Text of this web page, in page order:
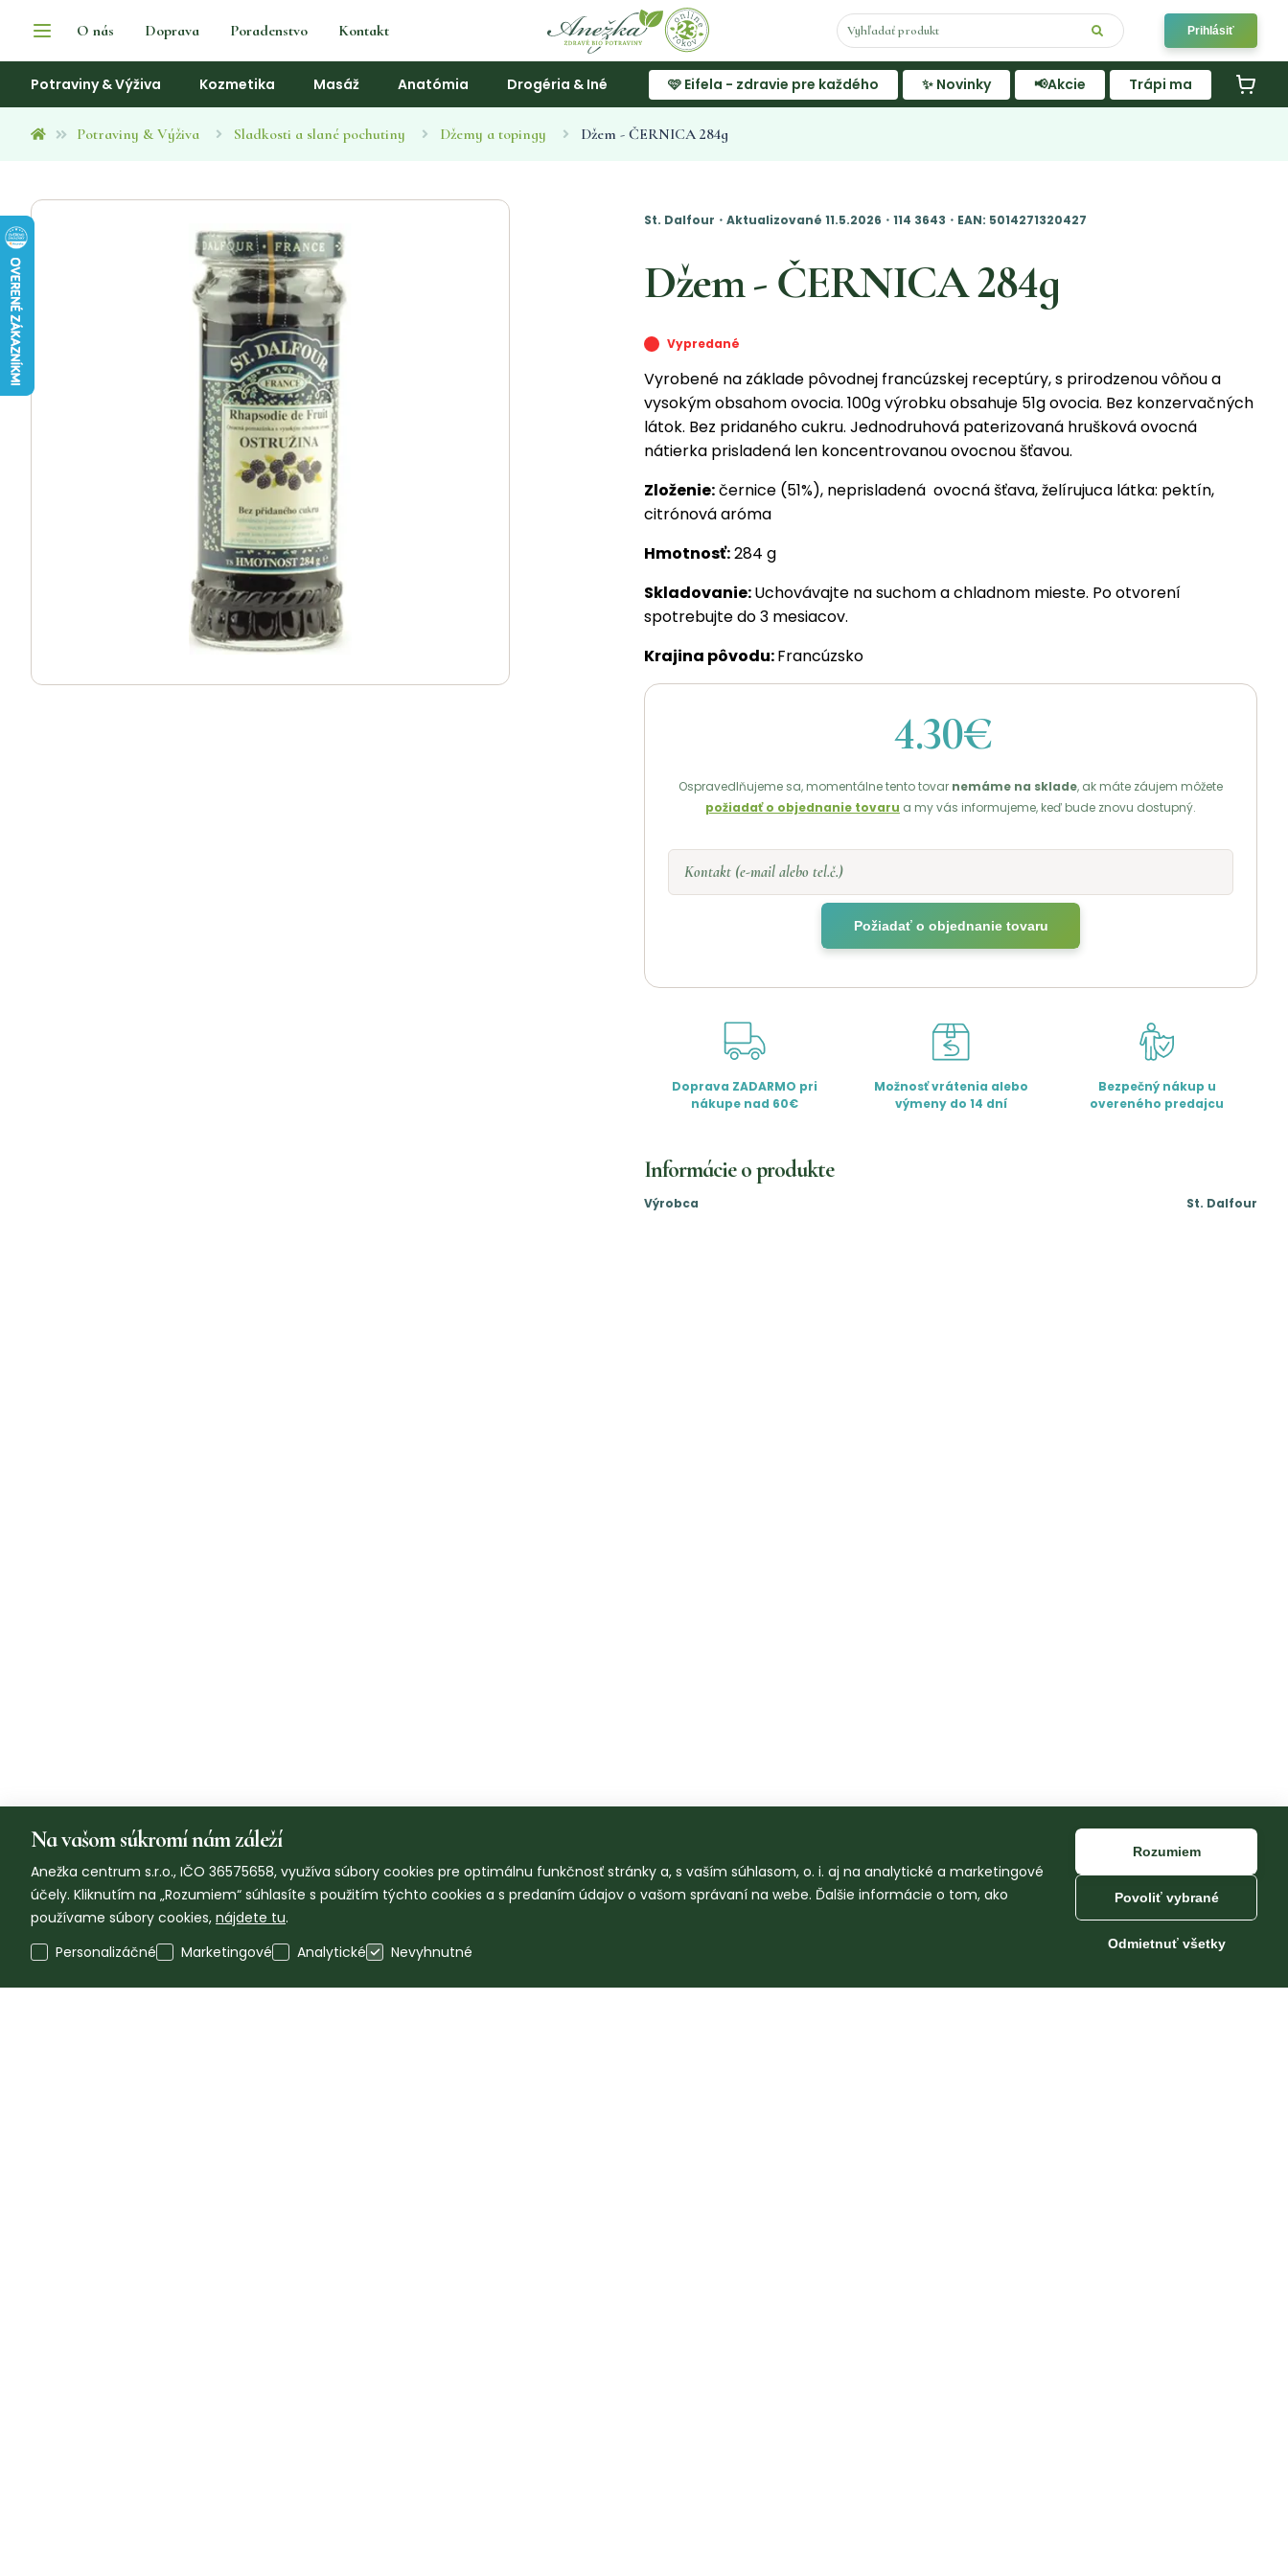
O nás Doprava Poradenstvo Kontakt Prihlásiť
Potraviny & Výživa Kozmetika Masáž Anatómia Drogéria & Iné 🩷 Eifela - zdravie pre každého ✨ Novinky 📢Akcie Trápi ma
Potraviny & Výživa Sladkosti a slané pochutiny Džemy a topingy Džem - ČERNICA 284g
St. Dalfour・Aktualizované 11.5.2026・114 3643・EAN: 5014271320427
Džem - ČERNICA 284g
Vypredané
Vyrobené na základe pôvodnej francúzskej receptúry, s prirodzenou vôňou a
vysokým obsahom ovocia. 100g výrobku obsahuje 51g ovocia. Bez konzervačných
látok. Bez pridaného cukru. Jednodruhová paterizovaná hrušková ovocná
nátierka prisladená len koncentrovanou ovocnou šťavou.
Zloženie:černice (51%), neprisladená ovocná šťava, želírujuca látka: pektín,
citrónová aróma
Hmotnosť:284 g
Skladovanie:Uchovávajte na suchom a chladnom mieste. Po otvorení
spotrebujte do 3 mesiacov.
Krajina pôvodu:Francúzsko
4.30€
Ospravedlňujeme sa, momentálne tento tovar nemáme na sklade, ak máte záujem môžete
požiadať o objednanie tovaru a my vás informujeme, keď bude znovu dostupný.
Kontakt (e-mail alebo tel.č.)
Požiadať o objednanie tovaru
Doprava ZADARMO pri
nákupe nad 60€
Možnosť vrátenia alebo
výmeny do 14 dní
Bezpečný nákup u
overeného predajcu
Informácie o produkte
Výrobca St. Dalfour
Na vašom súkromí nám záleží
Anežka centrum s.r.o., IČO 36575658, využíva súbory cookies pre optimálnu funkčnosť stránky a, s vaším súhlasom, o. i. aj na analytické a marketingové
účely. Kliknutím na „Rozumiem“ súhlasíte s použitím týchto cookies a s predaním údajov o vašom správaní na webe. Ďalšie informácie o tom, ako
používame súbory cookies, nájdete tu.
Personalizáčné
Marketingové Analytické Nevyhnutné
Rozumiem
Povoliť vybrané
Odmietnuť všetky